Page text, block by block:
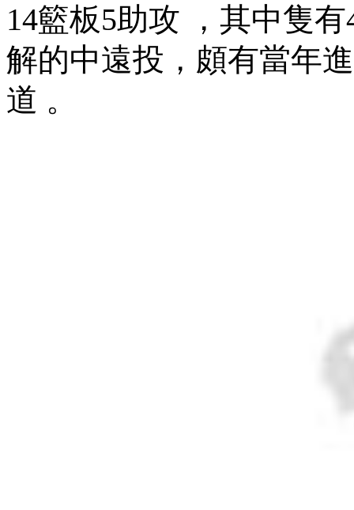
14籃板5助攻 ，其中隻
解的中遠投，頗有當
道 。